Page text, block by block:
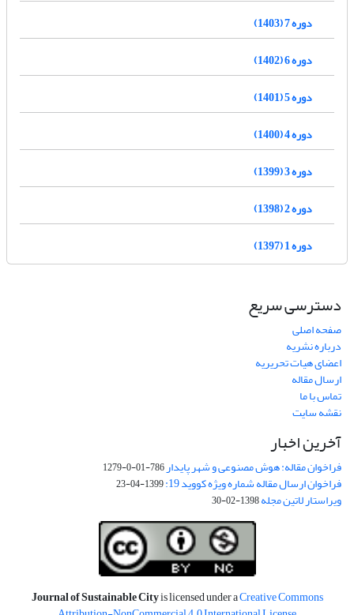
دوره 7 (1403)
دوره 6 (1402)
دوره 5 (1401)
دوره 4 (1400)
دوره 3 (1399)
دوره 2 (1398)
دوره 1 (1397)
دسترسی سریع
صفحه اصلی
درباره نشریه
اعضای هیات تحریریه
ارسال مقاله
تماس با ما
نقشه سایت
آخرین اخبار
فراخوان مقاله: هوش مصنوعی و شهر پایدار786-01-0-1279
فراخوان ارسال مقاله شماره ویژه کووید 19: 1399-04-23
ویراستار لاتین مجله1398-02-30
Journal of Sustainable Cityis licensed under aCreative Commons